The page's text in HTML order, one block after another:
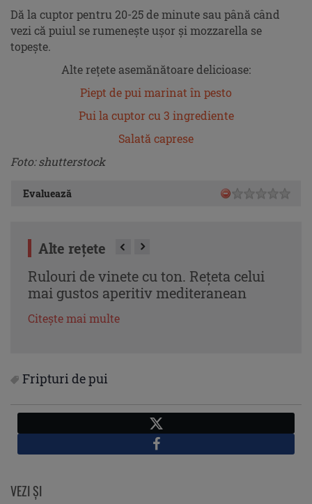
Dă la cuptor pentru 20-25 de minute sau până când
vezi că puiul se rumenește ușor și mozzarella se
topește.
Alte rețete asemănătoare delicioase:
Piept de pui marinat în pesto
Pui la cuptor cu 3 ingrediente
Salată caprese
Foto: shutterstock
Evaluează
Alte rețete
Rulouri de vinete cu ton. Rețeta celui
mai gustos aperitiv mediteranean
Citește mai multe
Fripturi de pui
XFacebook
VEZI ŞI